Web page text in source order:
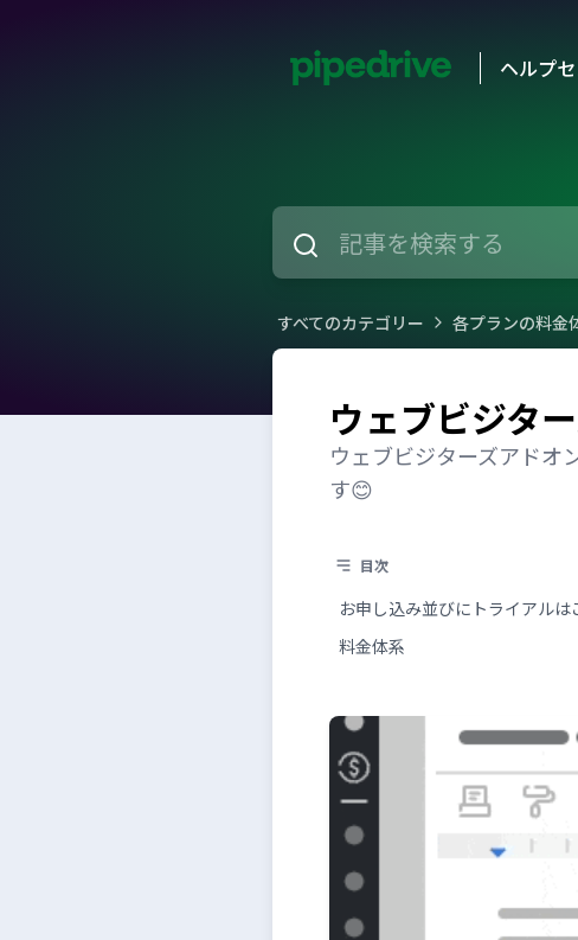
ヘルプ
すべてのカテゴリー 各プランの料金
ウェブビジタ
ウェブビジターズアドオ
す😊
目次
お申し込み並びにトライアルは
料金体系